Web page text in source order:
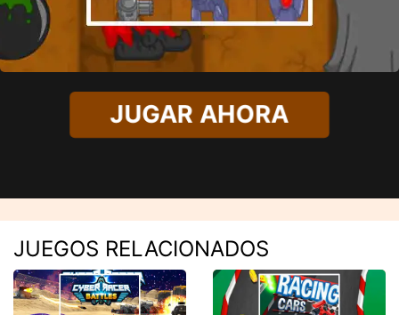
JUGAR AHORA
JUEGOS RELACIONADOS